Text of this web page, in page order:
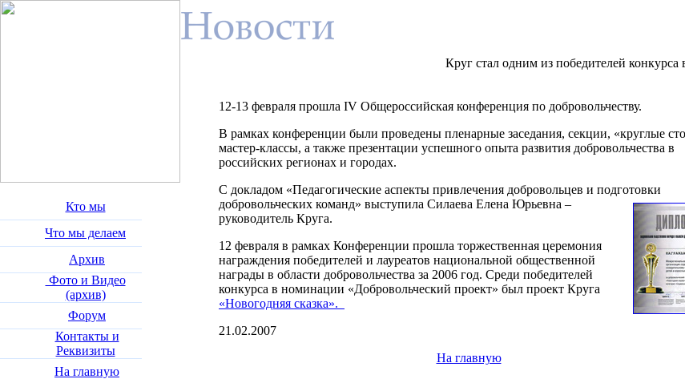
Кто мы
Что мы делаем
Архив
Фото и Видео
(архив)
Форум
Контакты и
Реквизиты
На главную
Круг стал одним из победителей конкурса
12-13 февраля прошла IV Общероссийская конференция по добровольчеству.
В рамках конференции были проведены пленарные заседания, секции, «круглые
мастер-классы, а также презентации успешного опыта развития добровольчества в
российских регионах и городах.
С докладом «Педагогические аспекты привлечения добровольцев и подготовки
добровольческих команд» выступила Силаева Елена Юрьевна –
руководитель Круга.
12 февраля в рамках Конференции прошла торжественная церемония
награждения победителей и лауреатов национальной общественной
награды в области добровольчества за 2006 год. Среди победителей
конкурса в номинации «Добровольческий проект» был проект Круга
«Новогодняя сказка».
21.02.2007
На главную